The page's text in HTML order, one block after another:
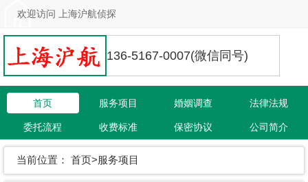
欢迎访问 上海沪航侦探
136-5167-0007(微信同号)
首页 服务项目 婚姻调查 法律法规
委托流程 收费标准 保密协议 公司简介
当前位置： 首页>服务项目